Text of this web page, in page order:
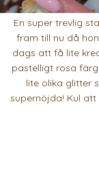
En super trevlig
fram till nu då
dags att få lite
pastelligt rosa
lite olika glitter
supernöjda! Kul att